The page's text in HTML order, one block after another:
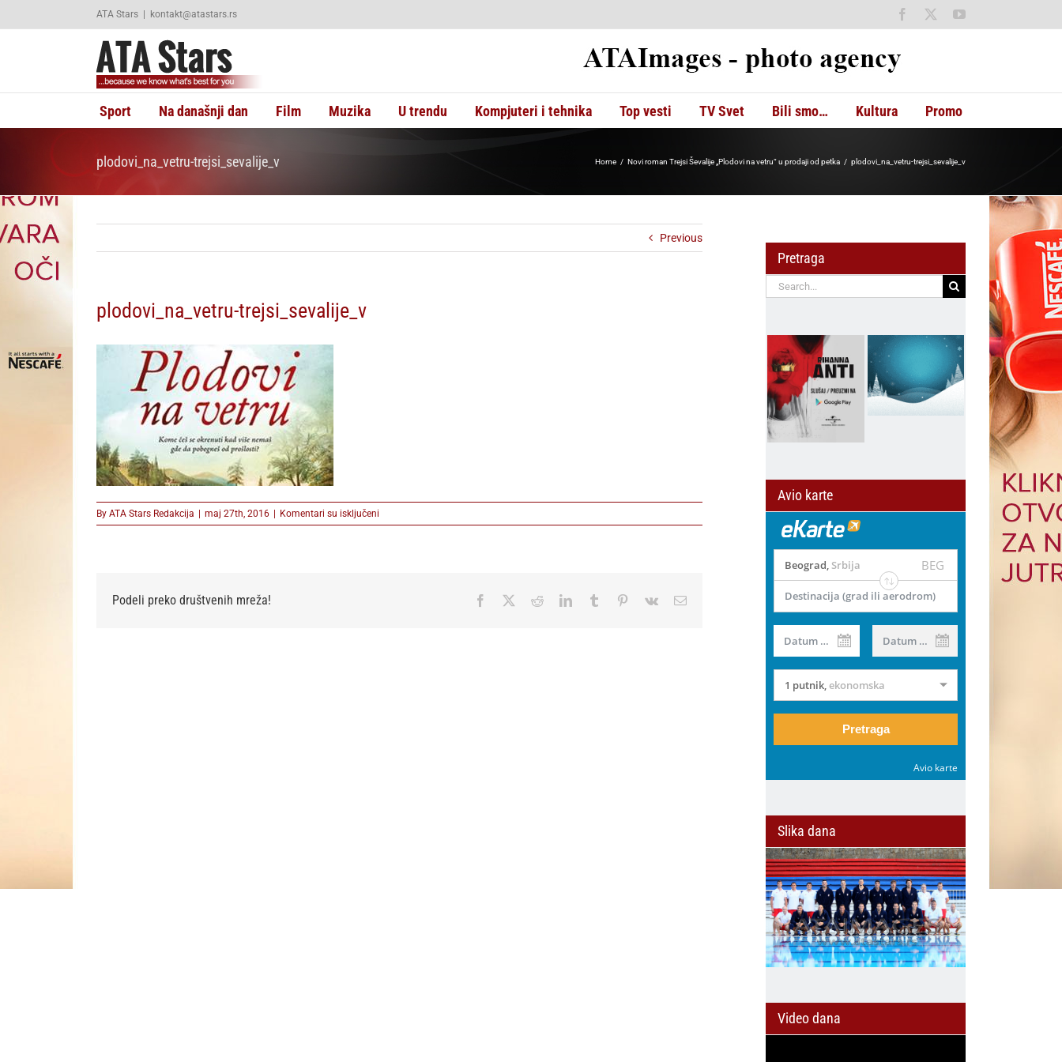
ATA Stars | kontakt@atastars.rs Facebook YouTube
Sport Na današnji dan Film Muzika U trendu Kompjuteri i tehnika Top vesti TV Svet Bili smo… Kultura Promo
plodovi_na_vetru-trejsi_sevalije_v Home Novi roman Trejsi Ševalije „Plodovi na vetru“ u prodaji od petka plodovi_na_vetru-trejsi_sevalije_v
Previous
plodovi_na_vetru-trejsi_sevalije_v
By ATA Stars Redakcija | maj 27th, 2016 | Komentari su isključeni
plodovi_na_vetru-
Podeli preko društvenih mreža! Facebook RedditLinkedInTumblr Pinterest
Vk Email
Pretraga
Search
for:
Avio karte
Beograd, Srbija BEG
Destinacija (grad ili aerodrom)
Datum od Datum do
1 putnik,ekonomska
Pretraga
Avio karte
Slika dana
Video dana